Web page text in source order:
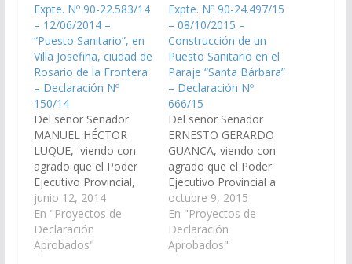
Expte. Nº 90-22.583/14
– 12/06/2014 –
“Puesto Sanitario”, en
Villa Josefina, ciudad de
Rosario de la Frontera
– Declaración Nº
150/14
Del señor Senador
MANUEL HÉCTOR
LUQUE, viendo con
agrado que el Poder
Ejecutivo Provincial,
realice las gestiones
necesarias, para que
se proceda a la
construcción de un
junio 12, 2014
En "Proyectos de
Declaración
Aprobados"
Expte. Nº 90-24.497/15
– 08/10/2015 –
Construcción de un
Puesto Sanitario en el
Paraje “Santa Bárbara”
– Declaración Nº
666/15
Del señor Senador
ERNESTO GERARDO
GUANCA, viendo con
agrado que el Poder
Ejecutivo Provincial a
través del Ministerio de
Finanzas y Obras
Públicas, arbitren los
medios necesarios a
octubre 9, 2015
En "Proyectos de
Declaración
Aprobados"